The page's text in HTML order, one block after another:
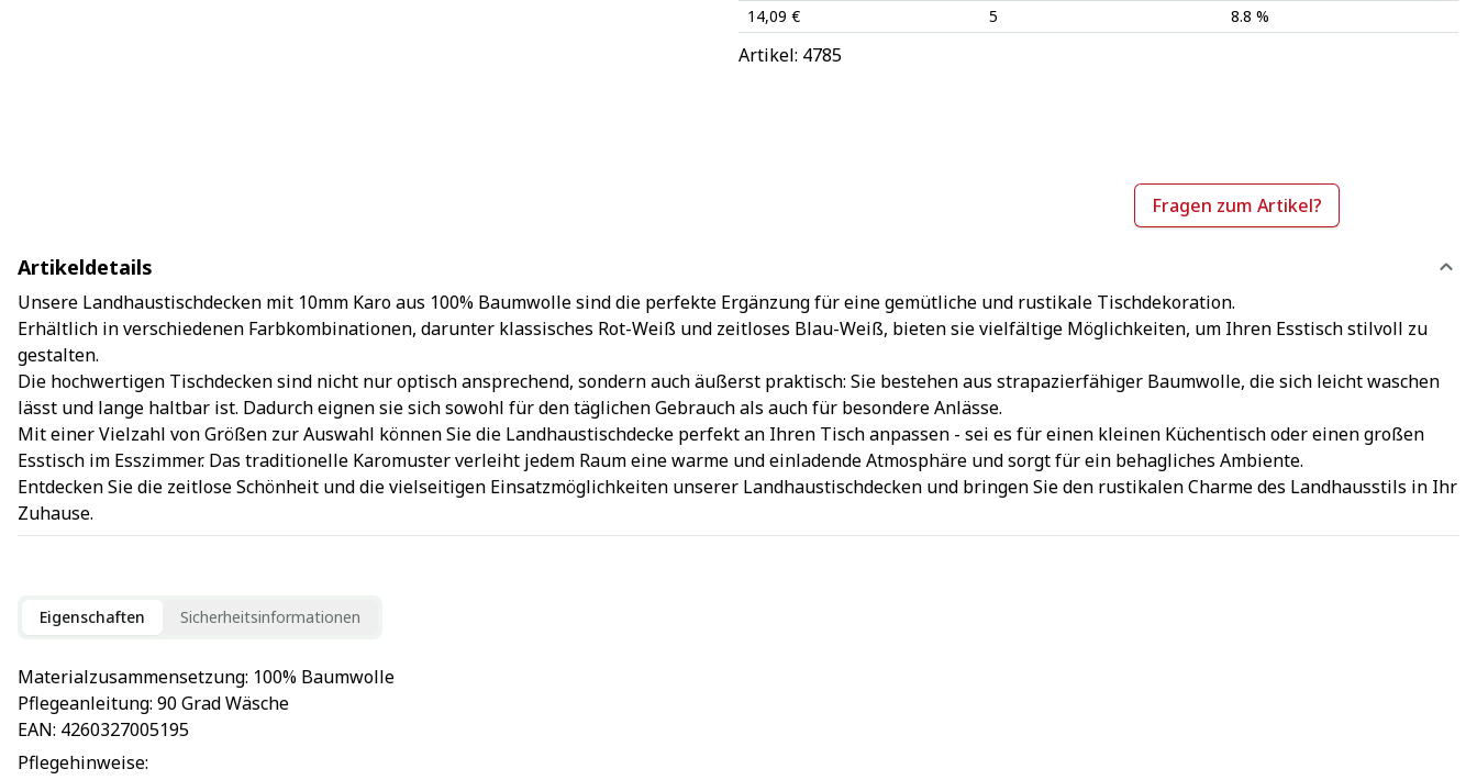
14,09 €
5 8.8 %
Artikel: 4785
Fragen zum Artikel?
Artikeldetails
Unsere Landhaustischdecken mit 10mm Karo aus 100% Baumwolle sind die perfekte Ergänzung für eine gemütliche und rustikale Tischdekoration.
Erhältlich in verschiedenen Farbkombinationen, darunter klassisches Rot-Weiß und zeitloses Blau-Weiß, bieten sie vielfältige Möglichkeiten, um Ihren Esstisch stilvoll zu
gestalten.
Die hochwertigen Tischdecken sind nicht nur optisch ansprechend, sondern auch äußerst praktisch: Sie bestehen aus strapazierfähiger Baumwolle, die sich leicht waschen
lässt und lange haltbar ist. Dadurch eignen sie sich sowohl für den täglichen Gebrauch als auch für besondere Anlässe.
Mit einer Vielzahl von Größen zur Auswahl können Sie die Landhaustischdecke perfekt an Ihren Tisch anpassen - sei es für einen kleinen Küchentisch oder einen großen
Esstisch im Esszimmer. Das traditionelle Karomuster verleiht jedem Raum eine warme und einladende Atmosphäre und sorgt für ein behagliches Ambiente.
Entdecken Sie die zeitlose Schönheit und die vielseitigen Einsatzmöglichkeiten unserer Landhaustischdecken und bringen Sie den rustikalen Charme des Landhausstils in Ihr
Zuhause.
Eigenschaften Sicherheitsinformationen
Materialzusammensetzung: 100% Baumwolle
Pflegeanleitung: 90 Grad Wäsche
EAN: 4260327005195
Pflegehinweise: